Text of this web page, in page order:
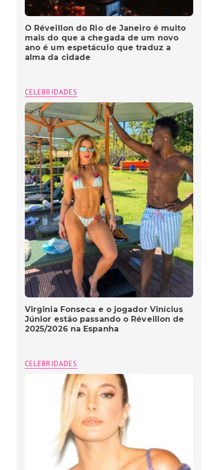
O Réveillon do Rio de Janeiro é muito
mais do que a chegada de um novo
ano é um espetáculo que traduz a
alma da cidade
CELEBRIDADES
Virginia Fonseca e o jogador Vinícius
Júnior estão passando o Réveillon de
2025/2026 na Espanha
CELEBRIDADES